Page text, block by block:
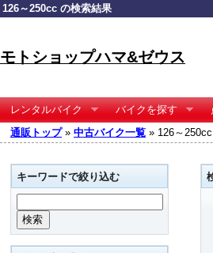
126～250cc の検索結果
モトショップハマ&ゼウス
レンタルバイク バイクを探す
通販トップ» 中古バイク一覧 » 126～
キーワードで絞り込む